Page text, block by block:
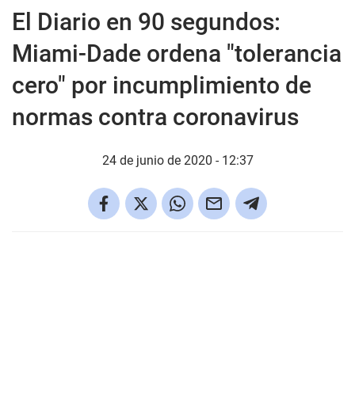
El Diario en 90 segundos:
Miami-Dade ordena "tolerancia
cero" por incumplimiento de
normas contra coronavirus
24 de junio de 2020 - 12:37